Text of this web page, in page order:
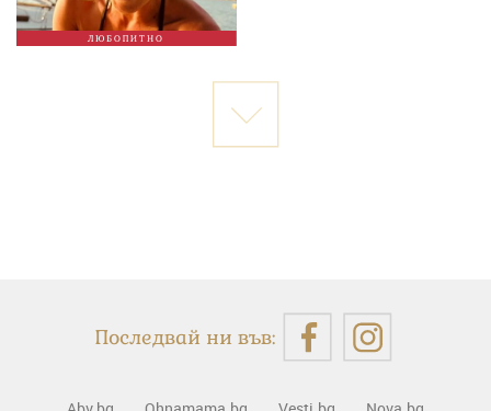
ЛЮБОПИТНО
Последвай ни във: